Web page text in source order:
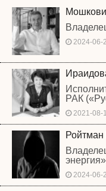
2024-06-
РАК
2021-08-
Ройтман
энергия»
2024-06-